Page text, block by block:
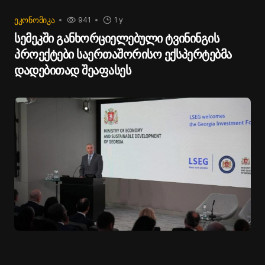
ᲔᲙᲝᲜᲝᲛᲘᲙᲐ 1 y
941
სემეკში განხორციელებული ტვინინგის
პროექტები საერთაშორისო ექსპერტებმა
დადებითად შეაფასეს